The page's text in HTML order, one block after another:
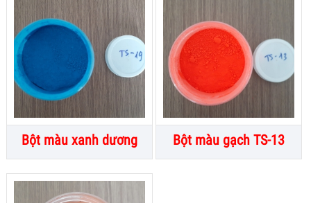
Bột màu xanh dương Bột màu gạch TS-13